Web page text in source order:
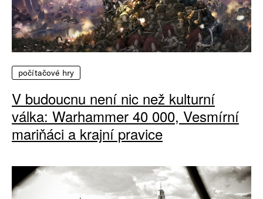
počítačové hry
V budoucnu není nic než kulturní
válka: Warhammer 40 000, Vesmírní
mariňáci a krajní pravice